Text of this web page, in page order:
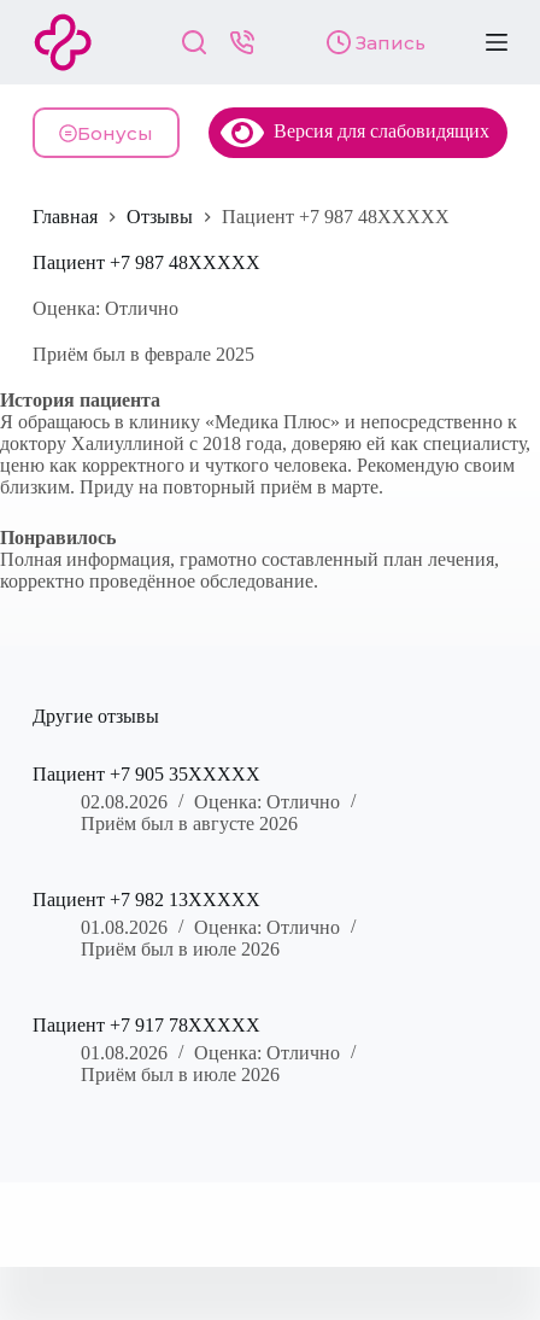
й
и
у
и
Запись
Бонусы Версия для слабовидящих
Главная Отзывы Пациент +7 987 48XXXXX
Пациент +7 987 48XXXXX
Оценка: Отлично
Приём был в феврале 2025
История пациента
Я обращаюсь в клинику «Медика Плюс» и непосредственно к
доктору Халиуллиной с 2018 года, доверяю ей как специалисту,
ценю как корректного и чуткого человека. Рекомендую своим
близким. Приду на повторный приём в марте.
Понравилось
Полная информация, грамотно составленный план лечения,
корректно проведённое обследование.
Другие отзывы
Пациент +7 905 35XXXXX
02.08.2026
Оценка: Отлично
Приём был в августе 2026
Пациент +7 982 13XXXXX
01.08.2026
Оценка: Отлично
Приём был в июле 2026
Пациент +7 917 78XXXXX
01.08.2026
Оценка: Отлично
Приём был в июле 2026